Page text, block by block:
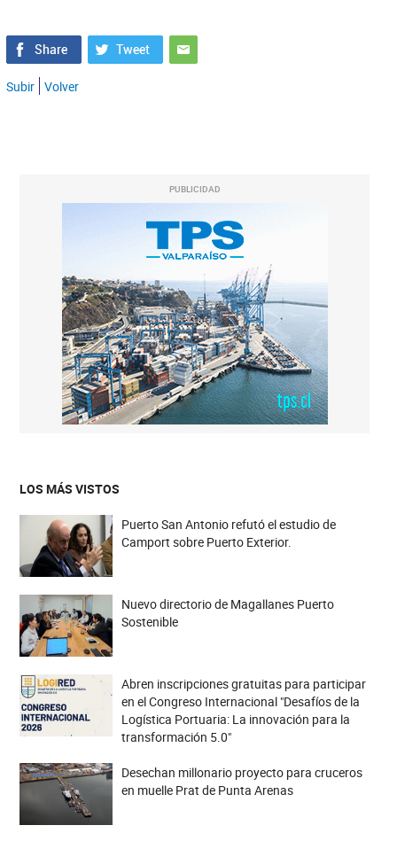
Subir Volver
PUBLICIDAD
LOS MÁS VISTOS
Puerto San Antonio refutó el estudio de
Camport sobre Puerto Exterior.
Nuevo directorio de Magallanes Puerto
Sostenible
Abren inscripciones gratuitas para participar
en el Congreso Internacional "Desafíos de la
Logística Portuaria: La innovación para la
transformación 5.0"
Desechan millonario proyecto para cruceros
en muelle Prat de Punta Arenas